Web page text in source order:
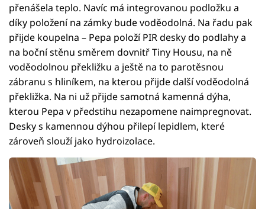
přenášela teplo. Navíc má integrovanou podložku a
díky položení na zámky bude voděodolná. Na řadu pak
přijde koupelna – Pepa položí PIR desky do podlahy a
na boční stěnu směrem dovnitř Tiny Housu, na ně
voděodolnou překližku a ještě na to parotěsnou
zábranu s hliníkem, na kterou přijde další voděodolná
překližka. Na ni už přijde samotná kamenná dýha,
kterou Pepa v předstihu nezapomene naimpregnovat.
Desky s kamennou dýhou přilepí lepidlem, které
zároveň slouží jako hydroizolace.